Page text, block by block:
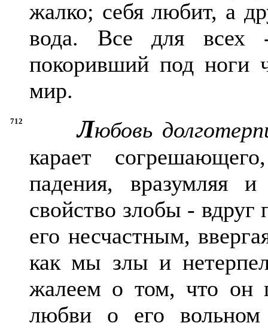
жалко; себя любит, а
вода. Все для всех
покоривший под ноги
мир.
712 Любовь
карает
падения, вразумляя
свойство злобы - вдруг
его несчастным,
как мы злы и
жалеем о том, что он
любви о его